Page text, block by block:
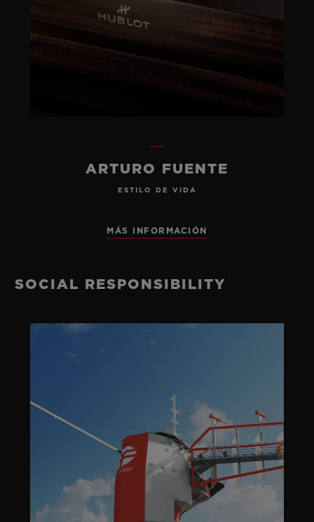
ARTURO FUENTE
ESTILO DE VIDA
MÁS INFORMACIÓN
SOCIAL RESPONSIBILITY